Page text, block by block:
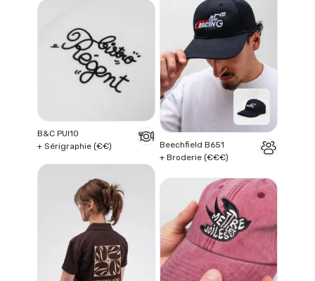
Beechfield B651
+ Broderie (€€€)
B&C PUI10
+ Sérigraphie (€€)